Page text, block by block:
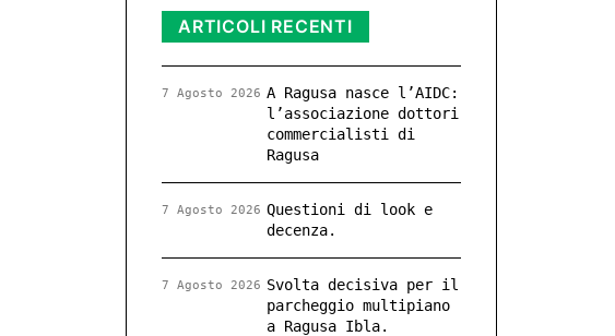
ARTICOLI RECENTI
A Ragusa nasce l’AIDC:
l’associazione dottori
commercialisti di
Ragusa
7 Agosto 2026
Questioni di look e
decenza.
7 Agosto 2026
Svolta decisiva per il
parcheggio multipiano
a Ragusa Ibla.
7 Agosto 2026